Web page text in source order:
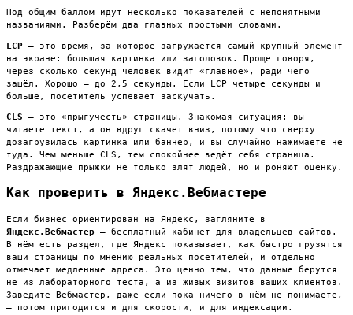
Под общим баллом идут несколько показателей с непонятными
названиями. Разберём два главных простыми словами.
LCP — это время, за которое загружается самый крупный элемент
на экране: большая картинка или заголовок. Проще говоря,
через сколько секунд человек видит «главное», ради чего
зашёл. Хорошо — до 2,5 секунды. Если LCP четыре секунды и
больше, посетитель успевает заскучать.
CLS — это «прыгучесть» страницы. Знакомая ситуация: вы
читаете текст, а он вдруг скачет вниз, потому что сверху
дозагрузилась картинка или баннер, и вы случайно нажимаете не
туда. Чем меньше CLS, тем спокойнее ведёт себя страница.
Раздражающие прыжки не только злят людей, но и роняют оценку.
Как проверить в Яндекс.Вебмастере
Если бизнес ориентирован на Яндекс, загляните в
Яндекс.Вебмастер — бесплатный кабинет для владельцев сайтов.
В нём есть раздел, где Яндекс показывает, как быстро грузятся
ваши страницы по мнению реальных посетителей, и отдельно
отмечает медленные адреса. Это ценно тем, что данные берутся
не из лабораторного теста, а из живых визитов ваших клиентов.
Заведите Вебмастер, даже если пока ничего в нём не понимаете,
— потом пригодится и для скорости, и для индексации.